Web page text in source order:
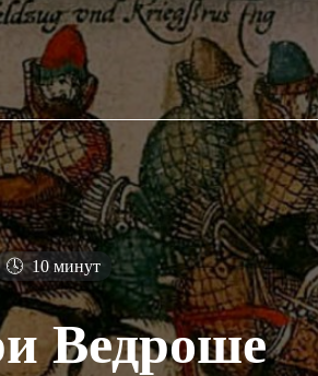
🕓 10 минут
Ведроше